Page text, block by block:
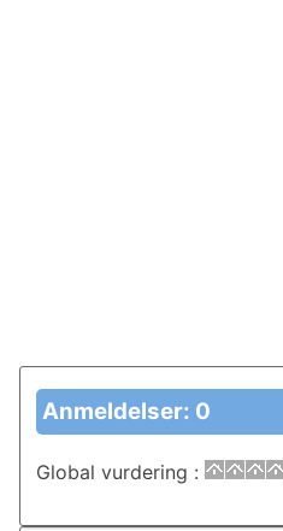
Anmeldelser: 0
Global vurdering :